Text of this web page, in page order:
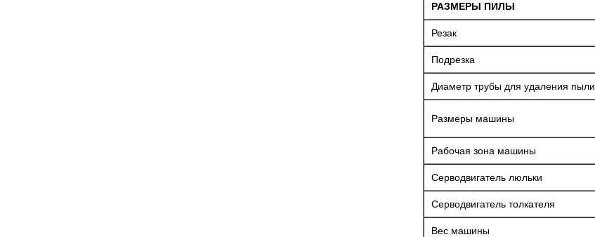
РАЗМЕРЫ ПИЛЫ
Резак
Подрезка
Диаметр трубы для удаления пыли
Размеры машины
Рабочая зона машины
Серводвигатель люльки
Серводвигатель толкателя
Вес машины